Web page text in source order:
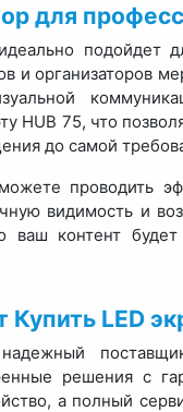
для
подойдет
и организаторов
HUB 75, что
до самой
проводить
видимость и
ваш контент
Купить LED
поставщик
решения с
а полный